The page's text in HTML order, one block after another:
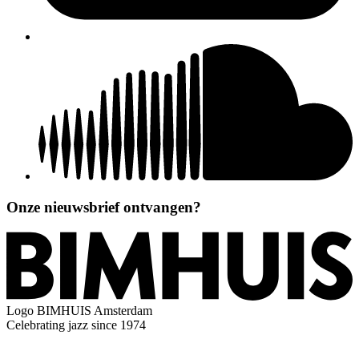
Onze nieuwsbrief ontvangen?
Logo BIMHUIS Amsterdam
Celebrating jazz since 1974